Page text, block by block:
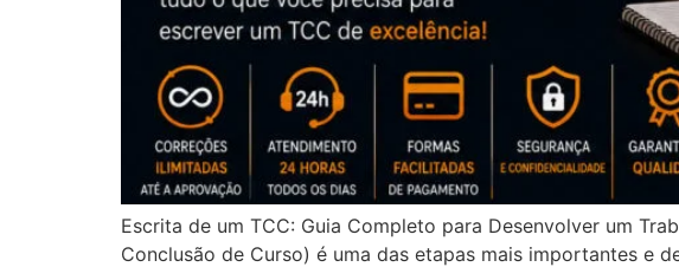
Escrita de um TCC: Guia Completo para Desenvolver um
Conclusão de Curso) é uma das etapas mais importantes e